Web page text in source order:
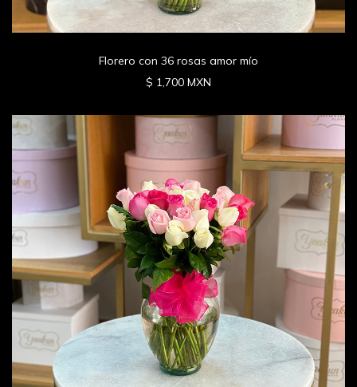
Florero con 36 rosas amor mío
$ 1,700 MXN